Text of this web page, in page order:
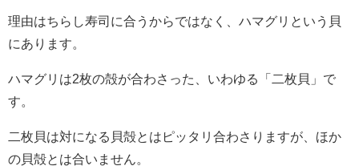
理由はちらし寿司に合うからではなく、ハマグリという貝
にあります。
ハマグリは2枚の殻が合わさった、いわゆる「二枚貝」で
す。
二枚貝は対になる貝殻とはピッタリ合わさりますが、ほか
の貝殻とは合いません。